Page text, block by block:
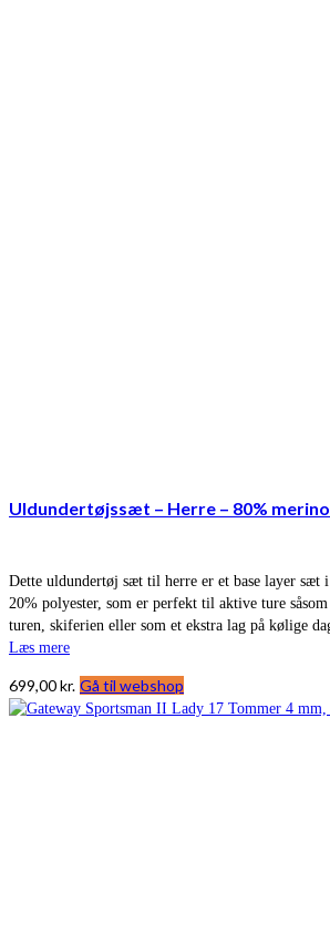
Uldundertøjssæt – Herre – 80%
Dette uldundertøj sæt til herre er et base layer sæt
20% polyester, som er perfekt til aktive ture
turen, skiferien eller som et ekstra lag på kølige
Læs mere
699,00kr. Gå til webshop